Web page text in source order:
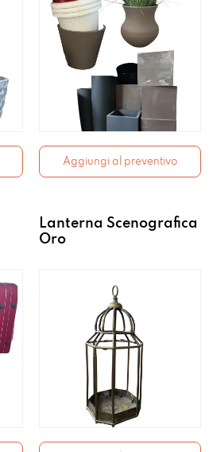
Aggiungi al preventivo
Lanterna Scenografica
Oro